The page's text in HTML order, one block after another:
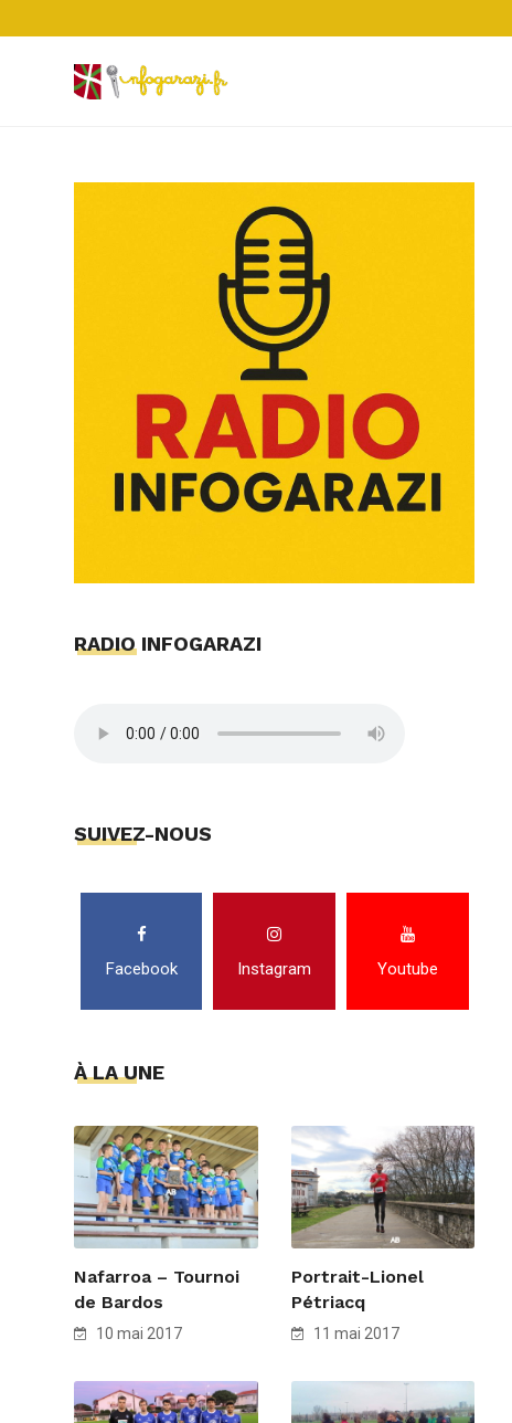
RADIO INFOGARAZI
SUIVEZ-NOUS
Facebook Instagram Youtube
À LA UNE
Nafarroa – Tournoi
de Bardos
10 mai 2017
Portrait-Lionel
Pétriacq
11 mai 2017